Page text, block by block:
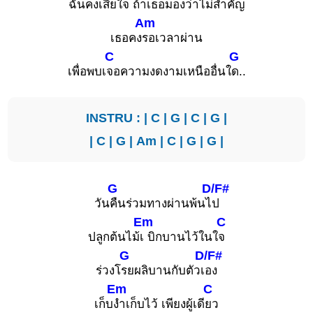
ฉันคงเสียใจ ถ้าเธอมองว่าไม่สำคัญ
เธอคง
Am
รอเวลาผ่าน
เพื่อพบเ
C
จอความงดงามเหนืออื่นใ
G
ด..
INSTRU : | C | G | C | G |
| C | G | Am | C | G | G |
วัน
G
คืนร่วมทางผ่านพ้นไ
D/F#
ป
ปลูกต้นไม้
Em
เ บิกบานไว้ในใ
C
จ
ร่วงโ
G
รยผลิบานกับตัวเ
D/F#
อง
เก็บ
Em
งำเก็บไว้ เพียงผู้เดี
C
ยว